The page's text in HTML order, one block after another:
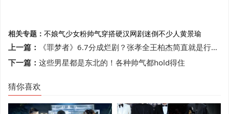
相关专题： 不娘气少女粉帅气穿搭硬汉网剧迷倒不少人黄景瑜
上一篇：
《罪梦者》6.7分成烂剧？张孝全王柏杰简直就是行走的荷尔蒙
下一篇： 这些男星都是东北的！各种帅气都hold得住
猜你喜欢